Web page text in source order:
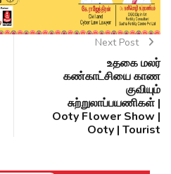
Next Post
உதகை மலர்
கண்காட்சியை காண
குவியும்
சுற்றுலாப்பயணிகள் |
Ooty Flower Show |
Ooty | Tourist